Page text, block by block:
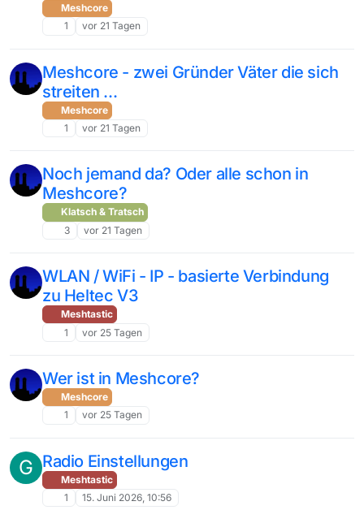
Meshcore
1
vor 21 Tagen
Meshcore - zwei Gründer Väter die sich
streiten ...
Meshcore
1
vor 21 Tagen
Noch jemand da? Oder alle schon in
Meshcore?
Klatsch & Tratsch
3
vor 21 Tagen
WLAN / WiFi - IP - basierte Verbindung
zu Heltec V3
Meshtastic
1
vor 25 Tagen
Wer ist in Meshcore?
Meshcore
1
vor 25 Tagen
G Radio Einstellungen
Meshtastic
1
15. Juni 2026, 10:56